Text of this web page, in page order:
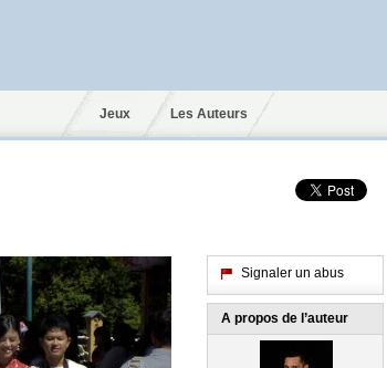
Jeux Les Auteurs
Signaler un abus
A propos de l’auteur